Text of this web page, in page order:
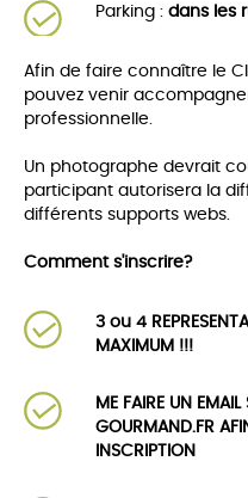
Parking : dans les
Afin de faire connaître le
pouvez venir
professionnelle.
Un photographe devrait
participant autorisera la
différents supports webs.
Comment s'inscrire?
3 ou 4
MAXIMUM !!!
ME FAIRE UN
GOURMAND.FR
INSCRIPTION